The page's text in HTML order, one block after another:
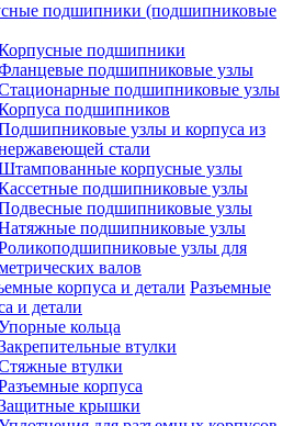
подшипники (подшипниковые
подшипники
подшипниковые узлы
подшипниковые узлы
подшипников
узлы и корпуса из
стали
корпусные узлы
подшипниковые узлы
подшипниковые узлы
подшипниковые узлы
узлы для
валов
Разъемные
и детали
кольца
втулки
втулки
корпуса
крышки